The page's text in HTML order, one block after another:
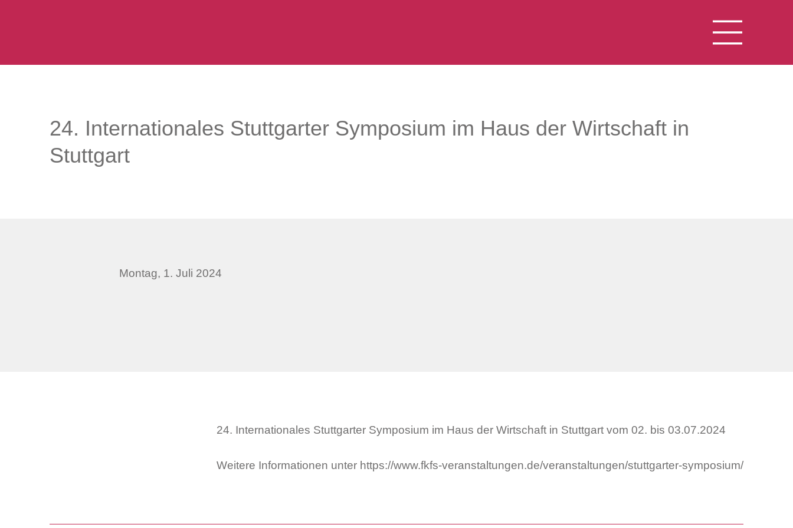
24. Internationales Stuttgarter Symposium im Haus der Wirtschaft in
Stuttgart
Montag, 1. Juli 2024
24. Internationales Stuttgarter Symposium im Haus der Wirtschaft in Stuttgart vom 02. bis 03.07.2024
Weitere Informationen unter https://www.fkfs-veranstaltungen.de/veranstaltungen/stuttgarter-symposium/